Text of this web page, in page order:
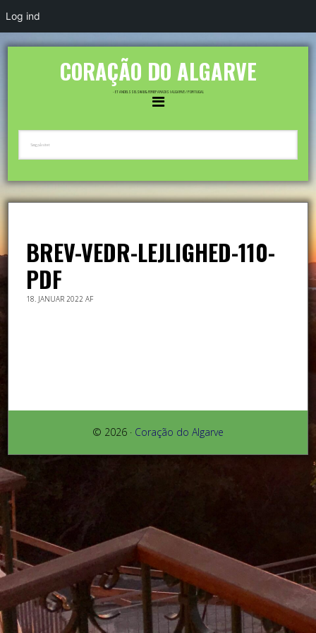
Log ind
CORAÇÃO DO ALGARVE
- ET ANDELSSELSKAB & FERIEPARADIS I ALGARVE / PORTUGAL
BREV-VEDR-LEJLIGHED-110-
PDF
18. JANUAR 2022 AF
© 2026 · Coração do Algarve